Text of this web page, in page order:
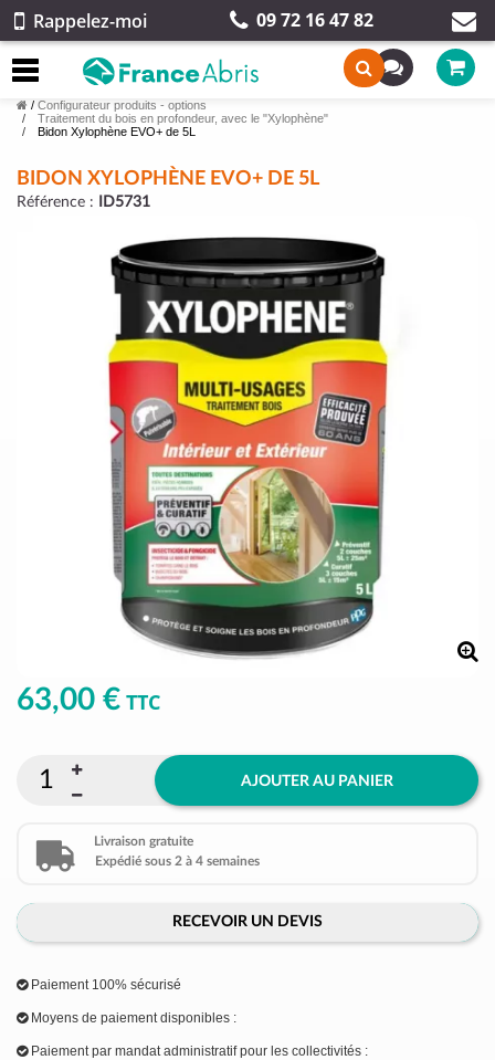
Rappelez-moi 09 72 16 47 82
/ Configurateur produits - options
Traitement du bois en profondeur, avec le "Xylophène"
Bidon Xylophène EVO+ de 5L
BIDON XYLOPHÈNE EVO+ DE 5L
Référence : ID5731
63,00 € TTC
AJOUTER AU PANIER
Livraison gratuite
Expédié sous 2 à 4 semaines
RECEVOIR UN DEVIS
Paiement 100% sécurisé
Moyens de paiement disponibles :
Paiement par mandat administratif pour les collectivités :